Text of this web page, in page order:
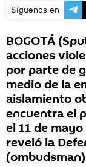
Síguenos en
BOGOTÁ
acciones
por parte de
medio de la
aislamiento
encuentra el
el 11 de
reveló la